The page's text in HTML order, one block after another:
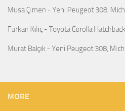
Musa Çimen - Yeni Peugeot 308,
Furkan Kılıç - Toyota Corolla
Murat Balçık - Yeni Peugeot 308,
MORE